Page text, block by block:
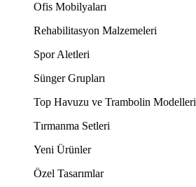
Ofis Mobilyaları
Rehabilitasyon Malzemeleri
Spor Aletleri
Sünger Grupları
Top Havuzu ve Trambolin Modelleri
Tırmanma Setleri
Yeni Ürünler
Özel Tasarımlar